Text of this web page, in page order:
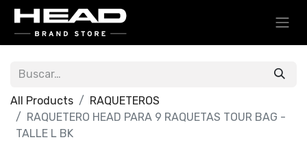
All Products
RAQUETEROS
RAQUETERO HEAD PARA 9 RAQUETAS TOUR BAG -
TALLE L BK